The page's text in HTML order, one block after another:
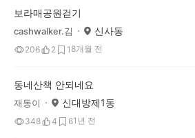
보라매공원걷기
cashwalker.김 신사동
206 2 1 8개월 전
동네산책 안되네요
재동이 신대방제1동
348 4 61년 전